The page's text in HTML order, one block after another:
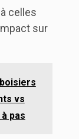
celles
sur
vs
pas